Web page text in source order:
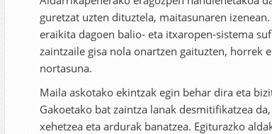
guretzat uzten dituztela, maitasunaren
eraikita dagoen balio- eta itxaropen-sistema
zaintzaile gisa nola onartzen gaituzten, horrek
nortasuna.
Maila askotako ekintzak egin behar dira eta
Gakoetako bat zaintza lanak desmitifikatzea
xehetzea eta ardurak banatzea. Egiturazko